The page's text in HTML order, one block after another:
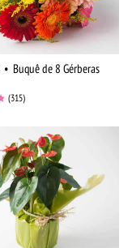
• Buquê de 8 Gérberas
(315)